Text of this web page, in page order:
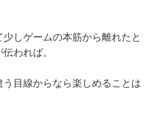
しゲームの本筋から離れたと
われば。
目線からなら楽しめることは